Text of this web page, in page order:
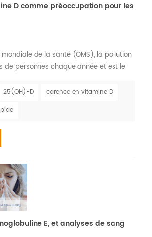
D comme préoccupation pour les
de la santé (OMS), la pollution
de personnes chaque année et est le
niveaux élevés de pollution de l'air
enfants ont le droit d'avoir un avenir sain
un facteur ...
25(OH)-D
carence en vitamine D
E, et analyses de sang